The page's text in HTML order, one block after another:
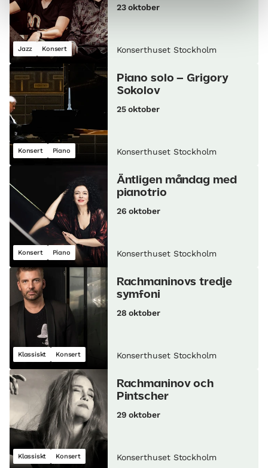
Jazz Konsert
23 oktober
Konserthuset Stockholm
Konsert Piano
Piano solo – Grigory
Sokolov
25 oktober
Konserthuset Stockholm
Konsert Piano
Äntligen måndag med
pianotrio
26 oktober
Konserthuset Stockholm
Klassiskt Konsert
Rachmaninovs tredje
symfoni
28 oktober
Konserthuset Stockholm
Klassiskt Konsert
Rachmaninov och
Pintscher
29 oktober
Konserthuset Stockholm